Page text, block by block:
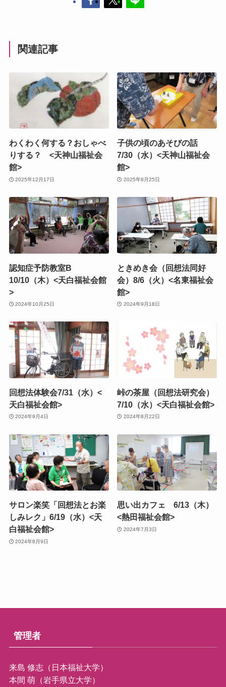
関連記事
わくわく何する？おしゃべ
りする？ <天神山福祉会
館>
2025年12月17日
子供の頃のあそびの話
7/30（水）<天神山福祉会
館>
2025年8月25日
認知症予防教室B
10/10（木）<天白福祉会館
>
2024年10月25日
ときめき会（回想法同好
会）8/6（火）<名東福祉会
館>
2024年9月18日
回想法体験会7/31（水）<
天白福祉会館>
2024年9月4日
峠の茶屋（回想法研究会）
7/10（水）<天白福祉会館>
2024年8月22日
サロン楽笑「回想法とお楽
しみレク」6/19（水）<天
白福祉会館>
2024年8月9日
思い出カフェ 6/13（木）
<熱田福祉会館>
2024年7月3日
管理者
来島 修志（日本福祉大学）
本間 萌（岩手県立大学）